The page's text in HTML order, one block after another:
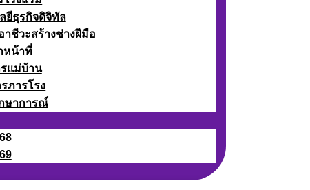
ยีธุรกิจดิจิทัล
ชีวะสร้างช่างฝีมือ
หน้าที่
แม่บ้าน
ภารโรง
ษาการณ์